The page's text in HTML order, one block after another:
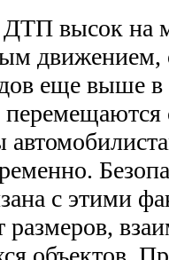
высок на
движением,
еще выше в
с этими